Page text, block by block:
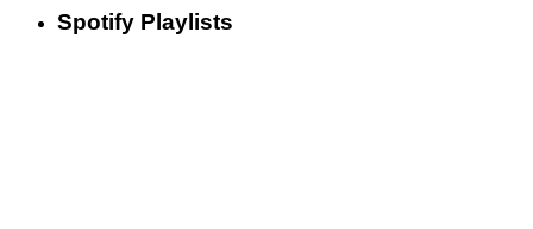
Spotify Playlists